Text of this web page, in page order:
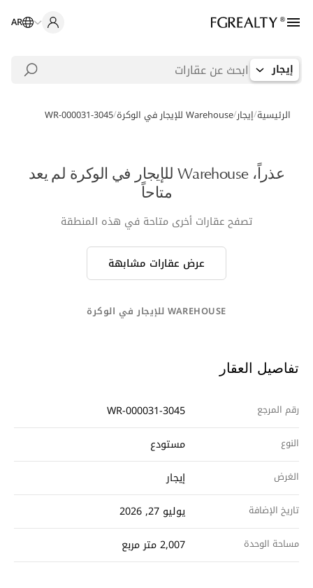
AR
إيجار
الرئيسية/إيجار/Warehouse للإيجار في الوكرة /
WR-000031-3045
عذراً، Warehouse للإيجار في الوكرة لم يعد
متاحاً
تصفح عقارات أخرى متاحة في هذه المنطقة
عرض عقارات مشابهة
WAREHOUSE للإيجار في الوكرة
تفاصيل العقار
رقم المرجع WR-000031-3045
النوع مستودع
الغرض إيجار
تاريخ الإضافة يوليو 27, 2026
مساحة الوحدة 2,007 متر مربع